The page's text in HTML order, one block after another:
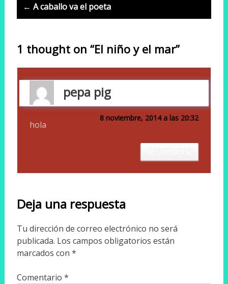
← A caballo va el poeta
1 thought on “El niño y el mar”
pepa pig
8 noviembre, 2014 a las 20:32
hola
RESPONDER
Deja una respuesta
Tu dirección de correo electrónico no será
publicada. Los campos obligatorios están
marcados con *
Comentario *